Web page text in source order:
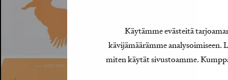
Käytämme evästeitä
kävijämäärämme analysoimiseen.
miten käytät sivustoamme.